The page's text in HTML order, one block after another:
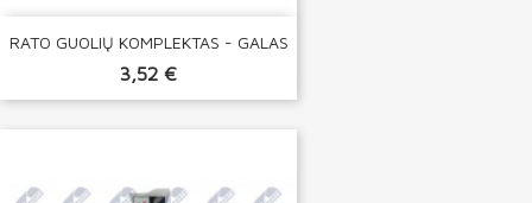
RATO GUOLIŲ KOMPLEKTAS - GALAS
3,52 €